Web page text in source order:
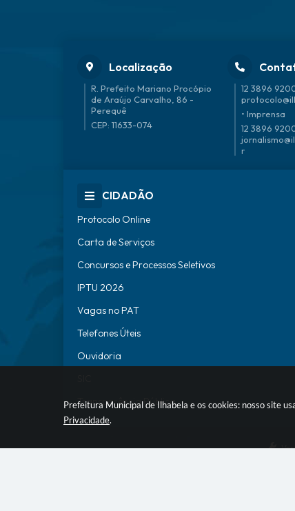
Prefeitura Municipal de Ilhabela e os cookies: nosso site
Privacidade.
Localização
R. Prefeito Mariano Procópio
de Araújo Carvalho, 86 -
Perequê
CEP: 11633-074
12 3896
• Imprensa
12 3896
r
CIDADÃO
Protocolo Online
Carta de Serviços
Concursos e Processos Seletivos
IPTU 2026
Vagas no PAT
Telefones Úteis
Ouvidoria
Transparência Pública